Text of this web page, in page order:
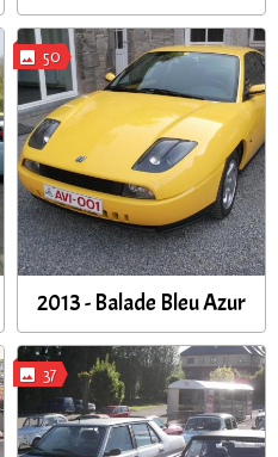
50
2013 - Balade Bleu Azur
37